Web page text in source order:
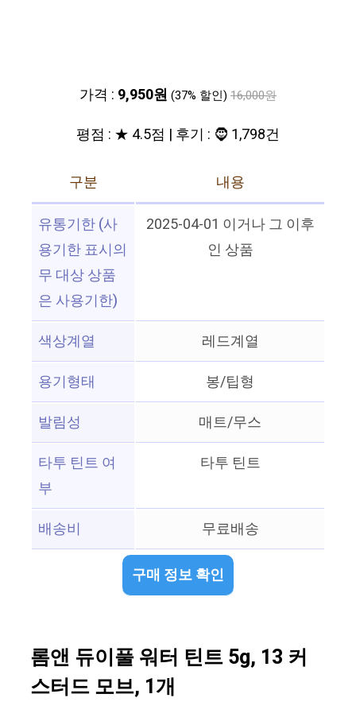
가격 : 9,950원 (37% 할인) 16,000원
평점 : ★ 4.5점 | 후기 : 🧔 1,798건
구분
내용
유통기한 (사
용기한 표시의
무 대상 상품
은 사용기한)
2025-04-01 이거나 그 이후
인 상품
색상계열
레드계열
용기형태
봉/팁형
발림성
매트/무스
타투 틴트 여
부
타투 틴트
배송비 무료배송
구매 정보 확인
롬앤 듀이풀 워터 틴트 5g, 13 커
스터드 모브, 1개